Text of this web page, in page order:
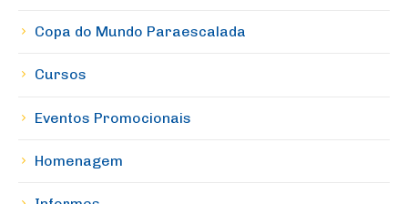
Copa do Mundo Paraescalada
Cursos
Eventos Promocionais
Homenagem